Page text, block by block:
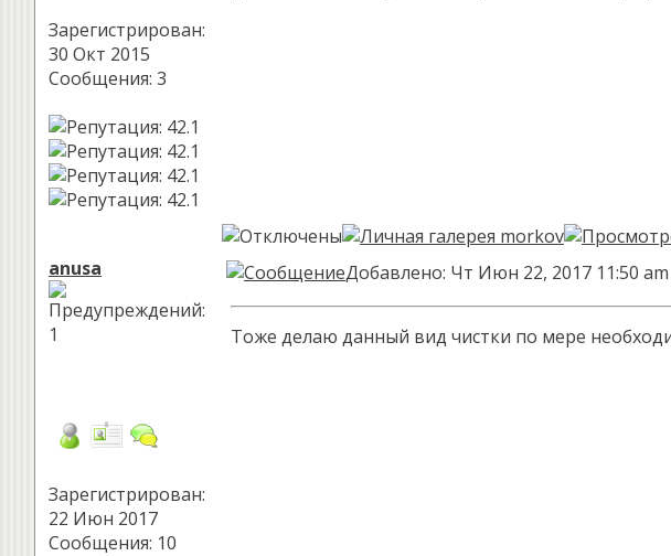
Зарегистрирован:
30 Окт 2015
Сообщения: 3
anusa
Зарегистрирован:
22 Июн 2017
Сообщения: 10
Добавлено: Чт Июн 22, 2017 11:50 am
Тоже делаю данный вид чистки по мере